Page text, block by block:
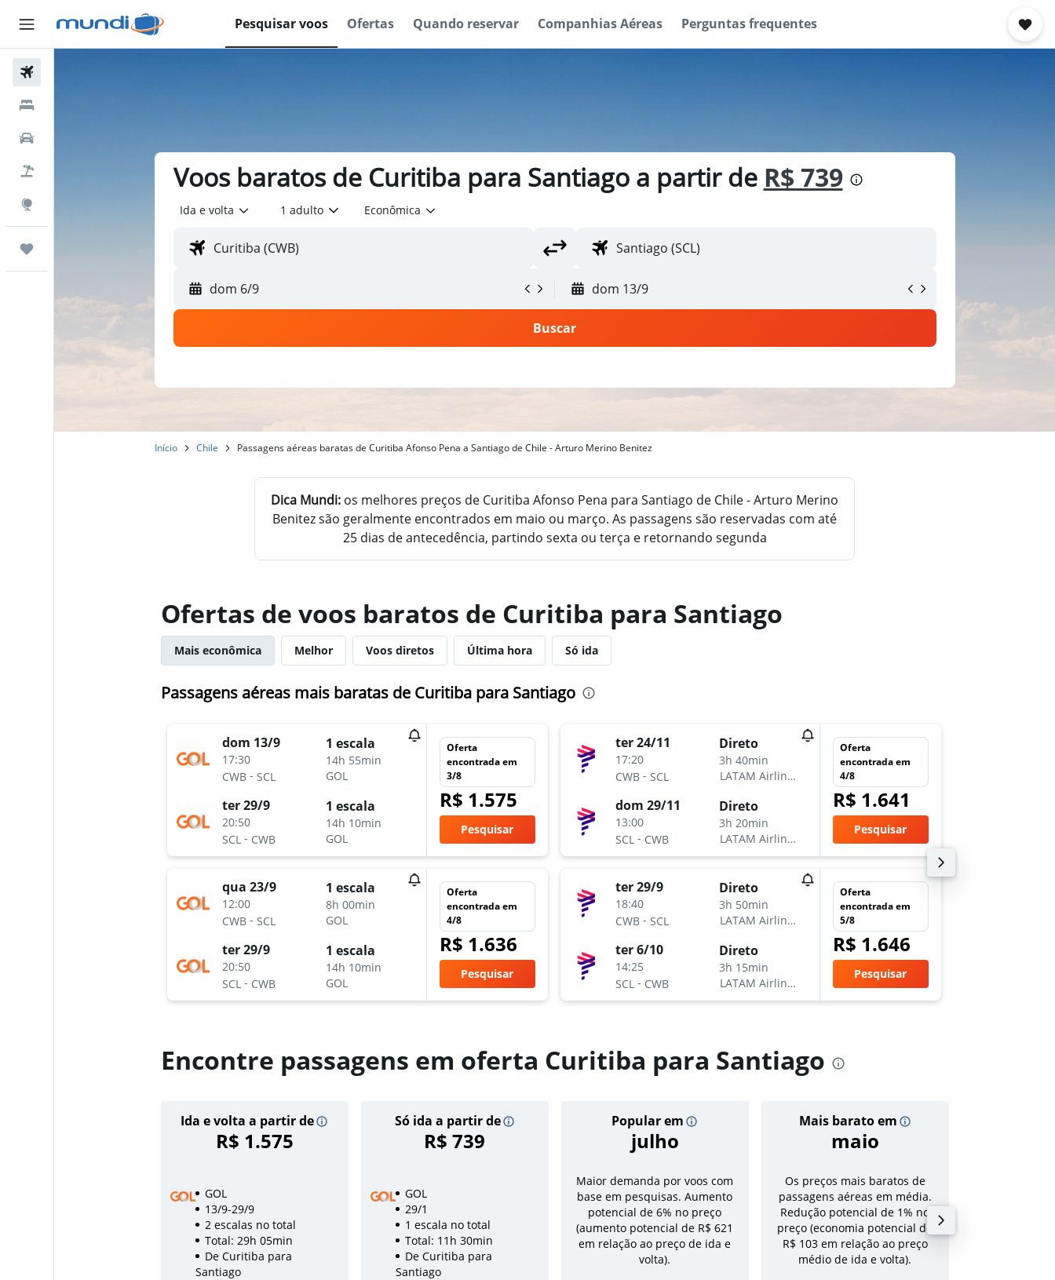
Pesquisar voos Ofertas Quando reservar Companhias Aéreas Perguntas frequentes
Voos baratos de Curitiba para Santiago a partir de R$ 739
Ida e volta 1 adulto Econômica
dom 6/9 dom 13/9
Buscar
Início Chile Passagens aéreas baratas de Curitiba Afonso Pena a Santiago de Chile - Arturo Merino Benitez
Dica Mundi: os melhores preços de Curitiba Afonso Pena para Santiago de Chile - Arturo Merino
Benitez são geralmente encontrados em maio ou março. As passagens são reservadas com até
25 dias de antecedência, partindo sexta ou terça e retornando segunda
Ofertas de voos baratos de Curitiba para Santiago
Mais econômica Melhor Voos diretos Última hora Só ida
Passagens aéreas mais baratas de Curitiba para Santiago
dom 13/9
17:30
CWB- SCL
1 escala
14h 55min
GOL
ter 29/9
20:50
SCL - CWB
1 escala
14h 10min
GOL
Oferta
encontrada em
3/8
R$ 1.575
Pesquisar
qua 23/9
12:00
CWB- SCL
1 escala
8h 00min
GOL
ter 29/9
20:50
SCL - CWB
1 escala
14h 10min
GOL
Oferta
encontrada em
4/8
R$ 1.636
Pesquisar
ter 24/11
17:20
CWB- SCL
Direto
3h 40min
LATAM Airlines
dom 29/11
13:00
SCL - CWB
Direto
3h 20min
LATAM Airlines
Oferta
encontrada em
4/8
R$ 1.641
Pesquisar
ter 29/9
18:40
CWB- SCL
Direto
3h 50min
LATAM Airlines
ter 6/10
14:25
SCL - CWB
Direto
3h 15min
LATAM Airlines
Oferta
encontrada em
5/8
R$ 1.646
Pesquisar
Encontre passagens em oferta Curitiba para Santiago
Ida e volta a partir de
R$ 1.575
Só ida a partir de
R$ 739
Popular em
julho
Mais barato em
maio
GOL
13/9-29/9
2 escalas no total
Total: 29h 05min
De Curitiba para
Santiago
GOL
29/1
1 escala no total
Total: 11h 30min
De Curitiba para
Santiago
Maior demanda por voos com
base em pesquisas. Aumento
potencial de 6% no preço
(aumento potencial de R$ 621
em relação ao preço de ida e
volta).
Os preços mais baratos de
passagens aéreas em média.
Redução potencial de 1% no
preço (economia potencial de
R$ 103 em relação ao preço
médio de ida e volta).